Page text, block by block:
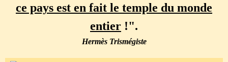
ce pays est en fait le temple du monde
entier !".
Hermès Trismégiste